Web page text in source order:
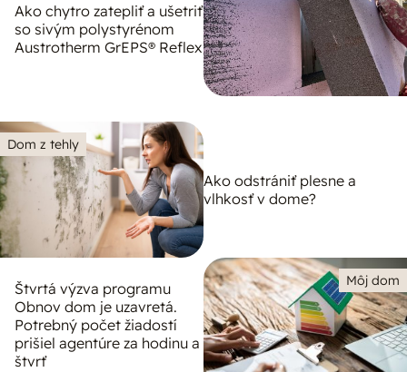
Ako chytro zatepliť a ušetriť
so sivým polystyrénom
Austrotherm GrEPS® Reflex
Dom z tehly
Ako odstrániť plesne a
vlhkosť v dome?
Môj dom
Štvrtá výzva programu
Obnov dom je uzavretá.
Potrebný počet žiadostí
prišiel agentúre za hodinu a
štvrť